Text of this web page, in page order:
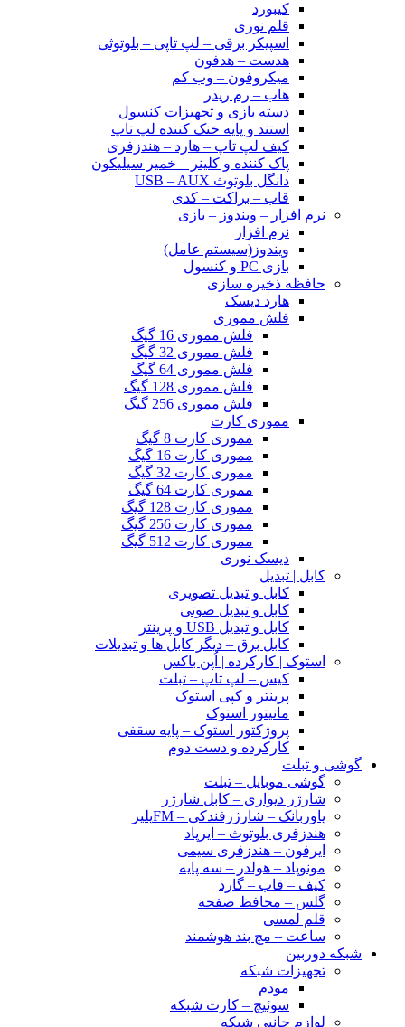
کیبورد
قلم نوری
اسپیکر برقی – لپ تاپی – بلوتوثی
هدست – هدفون
میکروفون – وب کم
هاب – رم ریدر
دسته بازی و تجهیزات کنسول
استند و پایه خنک کننده لپ تاپ
کیف لپ تاپ – هارد – هندزفری
پاک کننده و کلینر – خمیر سیلیکون
دانگل بلوتوث USB – AUX
قاب – براکت – کدی
نرم افزار – ویندوز – بازی
نرم افزار
ویندوز(سیستم عامل)
بازی PC و کنسول
حافظه ذخیره سازی
هارد دیسک
فلش مموری
فلش مموری 16 گیگ
فلش مموری 32 گیگ
فلش مموری 64 گیگ
فلش مموری 128 گیگ
فلش مموری 256 گیگ
مموری کارت
مموری کارت 8 گیگ
مموری کارت 16 گیگ
مموری کارت 32 گیگ
مموری کارت 64 گیگ
مموری کارت 128 گیگ
مموری کارت 256 گیگ
مموری کارت 512 گیگ
دیسک نوری
کابل | تبدیل
کابل و تبدیل تصویری
کابل و تبدیل صوتی
کابل و تبدیل USB و پرینتر
کابل برق – دیگر کابل ها و تبدیلات
استوک | کارکرده | اُپن باکس
کیس – لپ تاپ – تبلت
پرینتر و کپی استوک
مانیتور استوک
پروژکتور استوک – پایه سقفی
کارکرده و دست دوم
گوشی و تبلت
گوشی موبایل – تبلت
شارژر دیواری – کابل شارژر
پاوربانک – شارژرفندکی – FMپلیر
هندزفری بلوتوث – ایرپاد
ایرفون – هندزفری سیمی
مونوپاد – هولدر – سه پایه
کیف – قاب – گارد
گلس – محافظ صفحه
قلم لمسی
ساعت – مچ بند هوشمند
شبکه دوربین
تجهیزات شبکه
مودم
سوئیچ – کارت شبکه
لوازم جانبی شبکه